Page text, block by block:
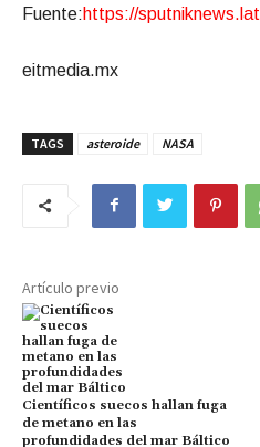
Fuente:https://sputniknews.lat
eitmedia.mx
TAGS asteroide NASA
Artículo previo
Científicos suecos hallan fuga
de metano en las
profundidades del mar Báltico